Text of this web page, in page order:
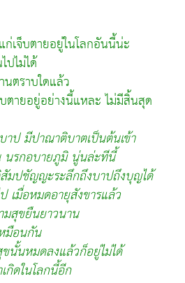
เจ็บตายอยู่ในโลกอันนี้น่ะ
ปไม่ได้
ตราบใดแล้ว
ตายอยู่อย่างนี้แหละ ไม่มีสิ้นสุด
าป มีปาณาติบาตเป็นต้นเข้า
นรกอบายภูมิ นู่นล่ะทีนี้
สัมปชัญญะระลึกถึงบาปถึงบุญได้
เมื่อหมดอายุสังขารแล้ว
มสุขยืนยาวนาน
มือนกัน
นั้นหมดลงแล้วก็อยู่ไม่ได้
กิดในโลกนี้อีก